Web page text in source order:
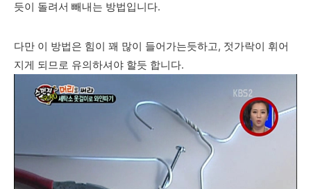
듯이 돌려서 빼내는 방법입니다.
다만 이 방법은 힘이 꽤 많이 들어가는듯하고, 젓가락이 휘어
지게 되므로 유의하셔야 할듯 합니다.